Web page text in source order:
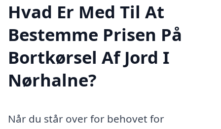
Hvad Er Med Til At
Bestemme Prisen På
Bortkørsel Af Jord I
Nørhalne?
Når du står over for behovet for